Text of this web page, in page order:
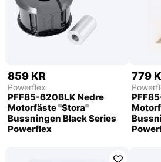
859 KR
Powerflex
PFF85-620BLK Nedre
Motorfäste ''Stora''
Bussningen Black Series
Powerflex
779